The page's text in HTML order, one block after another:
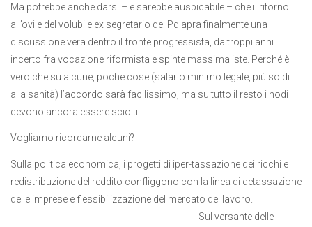
Ma potrebbe anche darsi – e sarebbe auspicabile – che il ritorno
all’ovile del volubile ex segretario del Pd apra finalmente una
discussione vera dentro il fronte progressista, da troppi anni
incerto fra vocazione riformista e spinte massimaliste. Perché è
vero che su alcune, poche cose (salario minimo legale, più soldi
alla sanità) l’accordo sarà facilissimo, ma su tutto il resto i nodi
devono ancora essere sciolti.
Vogliamo ricordarne alcuni?
Sulla politica economica, i progetti di iper-tassazione dei ricchi e
redistribuzione del reddito confliggono con la linea di detassazione
delle imprese e flessibilizzazione del mercato del lavoro.
Sul versante delle